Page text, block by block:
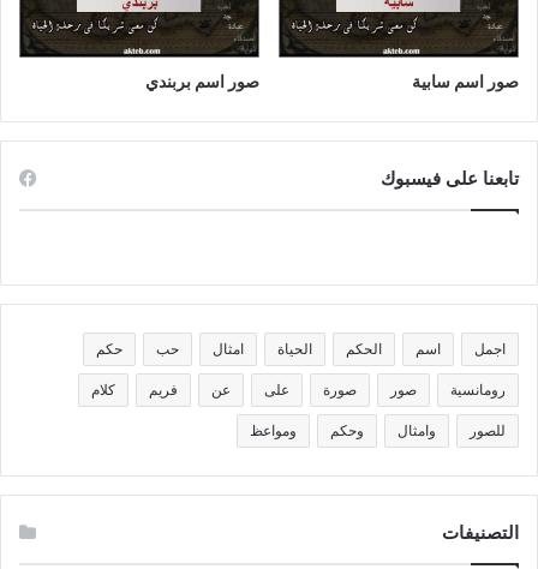
صور اسم سابية صور اسم بربندي
تابعنا على فيسبوك
اجمل اسم الحكم الحياة امثال حب حكم
رومانسية صور صورة على عن فريم كلام
للصور وامثال وحكم ومواعظ
التصنيفات